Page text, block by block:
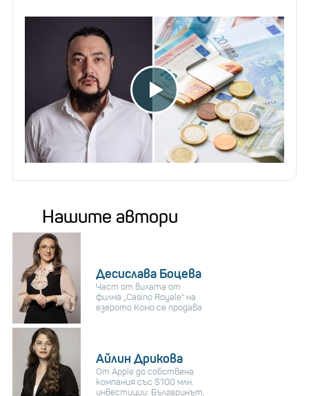
Нашите автори
Десислава Боцева
Част от вилата от
филма „Casino Royale“ на
езерото Комо се продава
Айлин Дрикова
От Apple до собствена
компания със $100 млн.
инвестиции: Българинът,